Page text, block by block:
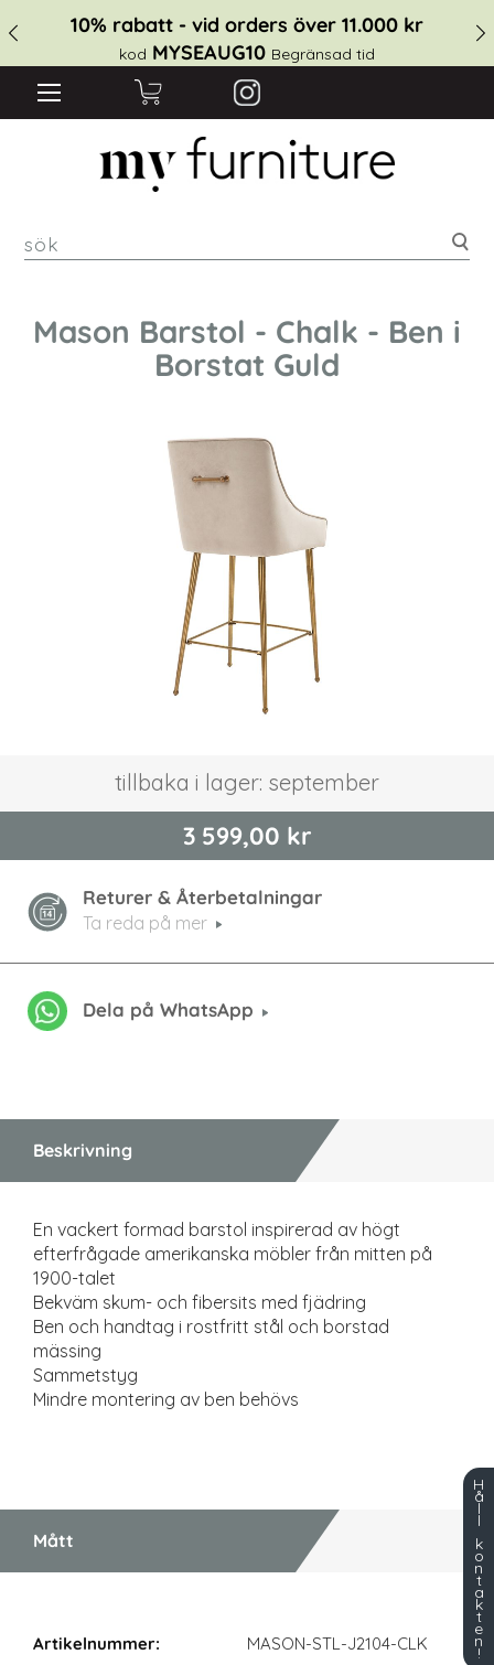
10% rabatt - vid orders över 11.000 kr
kod MYSEAUG10 Begränsad tid
Mason Barstol - Chalk - Ben i
Borstat Guld
tillbaka i lager: september
3 599,00 kr
Returer & Återbetalningar
Ta reda på mer
Dela på WhatsApp
början
Beskrivning
En vackert formad barstol inspirerad av högt
efterfrågade amerikanska möbler från mitten på
1900-talet
Bekväm skum- och fibersits med fjädring
Ben och handtag i rostfritt stål och borstad
mässing
Sammetstyg
Mindre montering av ben behövs
Mått
MASON-STL-J2104-CLK
H
å
l
l
k
o
n
t
a
k
t
e
n
!